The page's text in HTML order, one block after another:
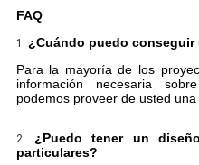
FAQ
1. ¿Cuándo puedo conseguir
Para la mayoría de los
información necesaria
podemos proveer de usted
2.
¿Puedo tener un
particulares?